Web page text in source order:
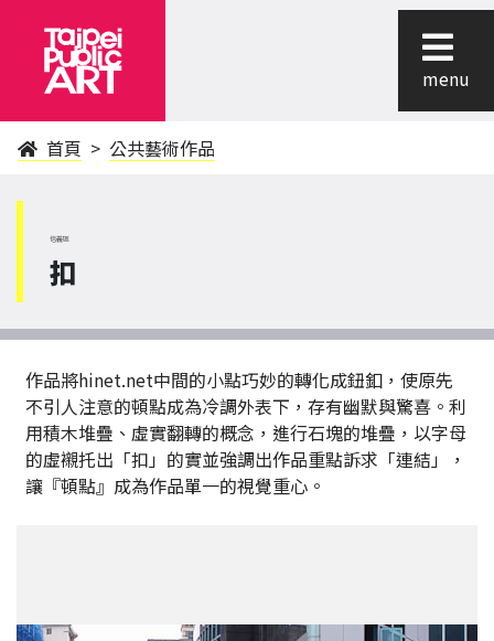
menu
首頁 公共藝術作品
信義區
扣
作品將hinet.net中間的小點巧妙的轉化成鈕釦，使原先
不引人注意的頓點成為冷調外表下，存有幽默與驚喜。利
用積木堆疊、虛實翻轉的概念，進行石塊的堆疊，以字母
的虛襯托出「扣」的實並強調出作品重點訴求「連結」，
讓『頓點』成為作品單一的視覺重心。